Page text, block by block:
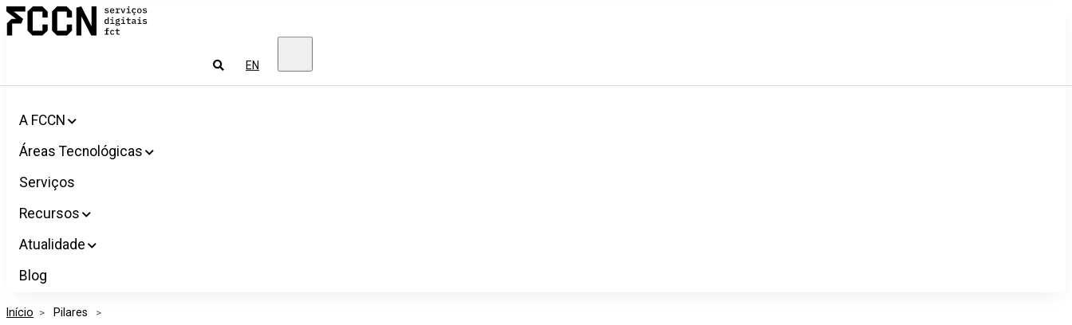
Salta
para
Pesquisar
EN
A FCCN
Áreas Tecnológicas
Serviços
Recursos
Atualidade
Blog
Início > Pilares >